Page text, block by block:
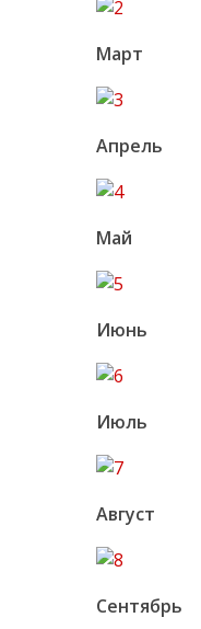
Март
Апрель
Май
Июнь
Июль
Август
Сентябрь